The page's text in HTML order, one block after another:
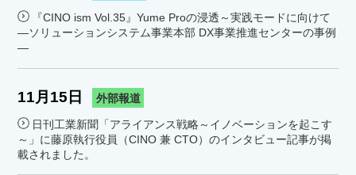
『CINO ism Vol.35』Yume Proの浸透～実践モードに向けて
―ソリューションシステム事業本部 DX事業推進センターの事例
―
11月15日 外部報道
日刊工業新聞「アライアンス戦略～イノベーションを起こす
～」に藤原執行役員（CINO 兼 CTO）のインタビュー記事が掲
載されました。